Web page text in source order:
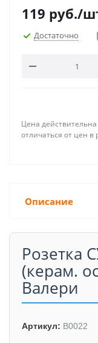
119 руб./
Достаточно
Цена
отличаться от цен
Описание
Розетка
(керам.
Валери
Артикул: В0022